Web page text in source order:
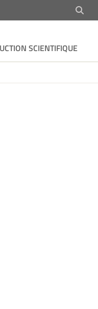
SCIENTIFIQUE